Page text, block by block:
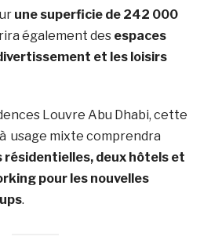
une superficie de 242 000
également des espaces
et les loisirs
Louvre Abu Dhabi, cette
usage mixte comprendra
résidentielles, deux hôtels et
pour les nouvelles
.